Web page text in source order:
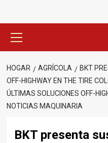
principal
HOGAR AGRÍCOLA
BKT
OFF-HIGHWAY EN THE TIRE
ÚLTIMAS SOLUCIONES OFF-
NOTICIAS MAQUINARIA
BKT presenta